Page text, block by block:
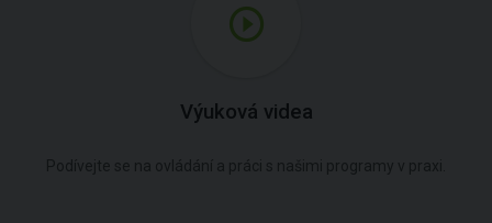
Výuková videa